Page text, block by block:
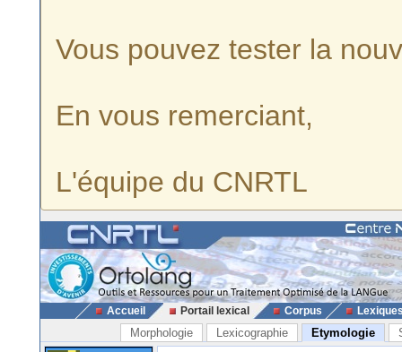
Vous pouvez tester la
En vous remerciant,
L'équipe du CNRTL
Accueil Portail lexical Corpus
Morphologie Lexicographie Etymologie